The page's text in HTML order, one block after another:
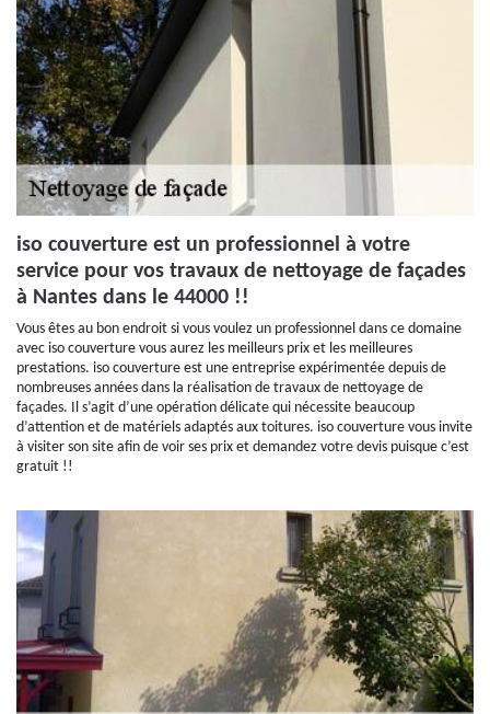
iso couverture est un professionnel à votre
service pour vos travaux de nettoyage de façades
à Nantes dans le 44000 !!
Vous êtes au bon endroit si vous voulez un professionnel dans ce domaine
avec iso couverture vous aurez les meilleurs prix et les meilleures
prestations. iso couverture est une entreprise expérimentée depuis de
nombreuses années dans la réalisation de travaux de nettoyage de
façades. Il s’agit d’une opération délicate qui nécessite beaucoup
d’attention et de matériels adaptés aux toitures. iso couverture vous invite
à visiter son site afin de voir ses prix et demandez votre devis puisque c’est
gratuit !!